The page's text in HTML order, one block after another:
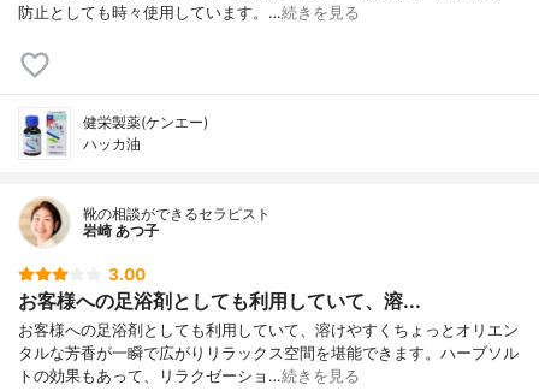
防止としても時々使用しています。…続きを見る
健栄製薬(ケンエー)
ハッカ油
靴の相談ができるセラピスト
岩崎 あつ子
3.00
お客様への足浴剤としても利用していて、溶...
お客様への足浴剤としても利用していて、溶けやすくちょっとオリエン
タルな芳香が一瞬で広がりリラックス空間を堪能できます。ハーブソル
トの効果もあって、リラクゼーショ…続きを見る